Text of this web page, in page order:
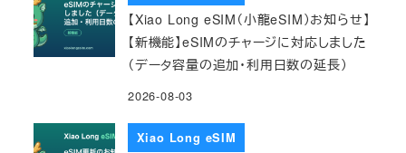
【Xiao Long eSIM（小龍eSIM）お知らせ】
【新機能】eSIMのチャージに対応しました
（データ容量の追加・利用日数の延長）
2026-08-03
Xiao Long eSIM